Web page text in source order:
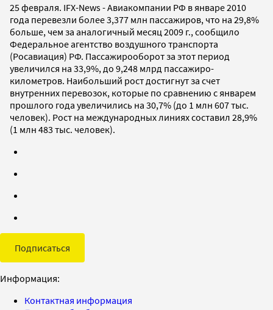
25 февраля. IFX-News - Авиакомпании РФ в январе 2010
года перевезли более 3,377 млн пассажиров, что на 29,8%
больше, чем за аналогичный месяц 2009 г., сообщило
Федеральное агентство воздушного транспорта
(Росавиация) РФ. Пассажирооборот за этот период
увеличился на 33,9%, до 9,248 млрд пассажиро-
километров. Наибольший рост достигнут за счет
внутренних перевозок, которые по сравнению с январем
прошлого года увеличились на 30,7% (до 1 млн 607 тыс.
человек). Рост на международных линиях составил 28,9%
(1 млн 483 тыс. человек).
Подписаться
Информация:
Контактная информация